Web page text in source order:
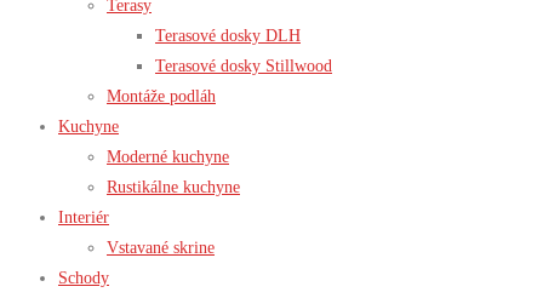
Terasy
Terasové dosky DLH
Terasové dosky Stillwood
Montáže podláh
Kuchyne
Moderné kuchyne
Rustikálne kuchyne
Interiér
Vstavané skrine
Schody